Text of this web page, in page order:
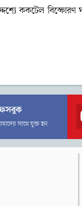
ককটেল বিস্ফোরণ
সাথে যুক্ত হন